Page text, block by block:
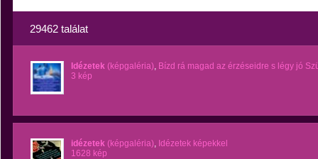
29462 találat
Idézetek (képgaléria), Bízd rá magad az érzéseidre s légy jó
3 kép
idézetek (képgaléria), Idézetek képekkel
1628 kép